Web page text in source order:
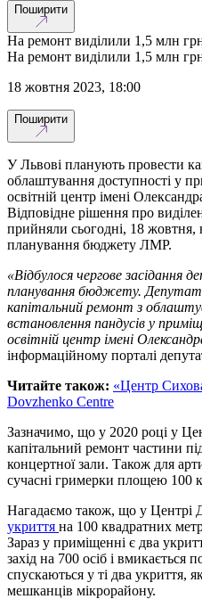
Поширити
На ремонт виділили 1,5 млн
На ремонт виділили 1,5 млн
18 жовтня 2023, 18:00
Поширити
У Львові планують провести
облаштування доступності у
освітній центр імені
Відповідне рішення про
прийняли сьогодні, 18 жовтня,
планування бюджету ЛМР.
«Відбулося чергове засідання
планування бюджету.
капітальний ремонт з
встановлення пандусів у
освітній центр імені
інформаційному порталі
Читайте також: «Центр
Dovzhenko Centre
Зазначимо, що у 2020 році у
капітальний ремонт частини
концертної зали. Також для
сучасні гримерки площею 100
Нагадаємо також, що у Центрі
укриття на 100 квадратних
Зараз у приміщенні є два
захід на 700 осіб і вмикається
спускаються у ті два укриття,
мешканців мікрорайону.